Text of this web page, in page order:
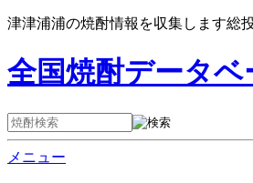
津津浦浦の焼酎情報を収集します総
全国焼酎データベ
メニュー